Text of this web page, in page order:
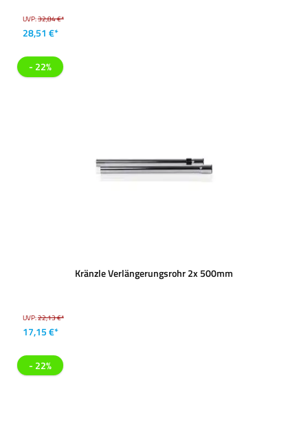
UVP:32,84 €*
28,51 €*
- 22%
Kränzle Verlängerungsrohr 2x 500mm
UVP:22,13 €*
17,15 €*
- 22%